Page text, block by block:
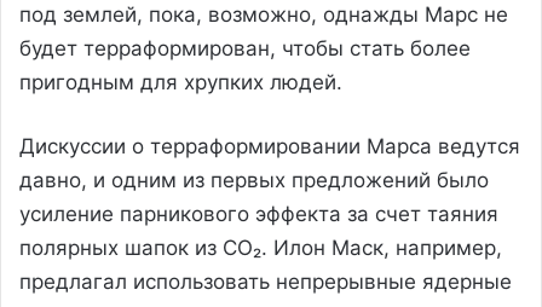
под землей, пока, возможно, однажды Марс не
будет терраформирован, чтобы стать более
пригодным для хрупких людей.
Дискуссии о терраформировании Марса ведутся
давно, и одним из первых предложений было
усиление парникового эффекта за счет таяния
полярных шапок из CO₂. Илон Маск, например,
предлагал использовать непрерывные ядерные